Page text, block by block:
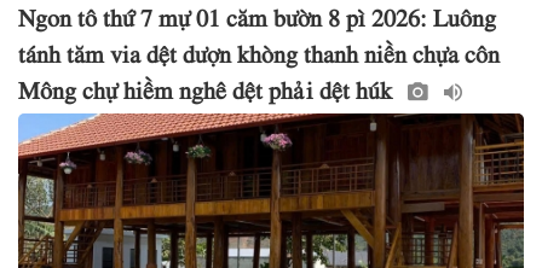
Ngon tô thứ 7 mự 01 căm bườn 8 pì 2026: Luông
tánh tăm via dệt dượn khòng thanh niền chựa côn
Mông chự hiềm nghê dệt phải dệt húk